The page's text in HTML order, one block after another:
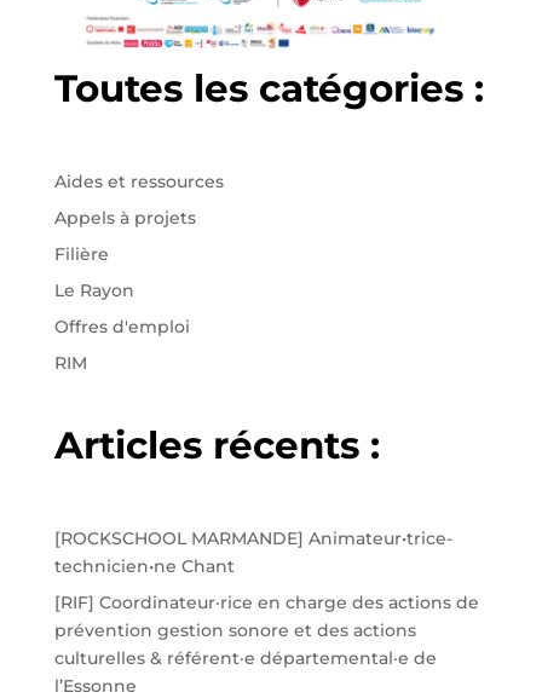
Toutes les catégories :
Aides et ressources
Appels à projets
Filière
Le Rayon
Offres d'emploi
RIM
Articles récents :
[ROCKSCHOOL MARMANDE] Animateur•trice-
technicien•ne Chant
[RIF] Coordinateur·rice en charge des actions de
prévention gestion sonore et des actions
culturelles & référent·e départemental·e de
l’Essonne